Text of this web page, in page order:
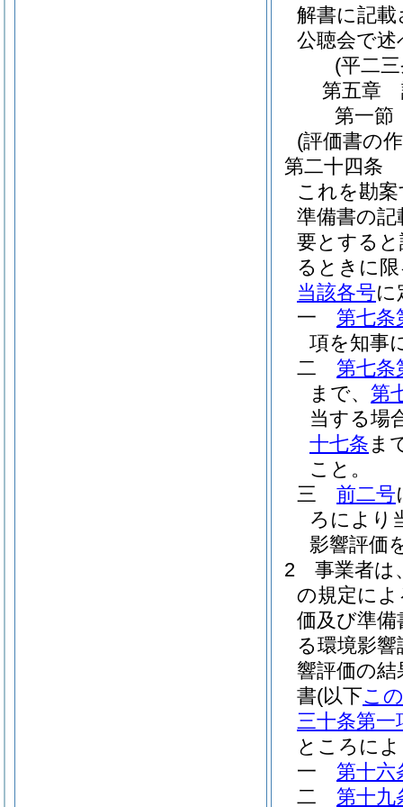
解書に記
公聴会で
(平二
第五章
第一節
(評価書の
第二十四条
これを勘
準備書の
要とする
るときに
当該各号に
一
第七条
項を知事
二
第七条
まで、 第
当する場
十七条 ま
こと。
三
前二号
ろにより
影響評価
2
事業者は
の規定に
価及び準
る環境影
響評価の
書(以下こ
三十条第一
ところに
一
第十六
二
第十九